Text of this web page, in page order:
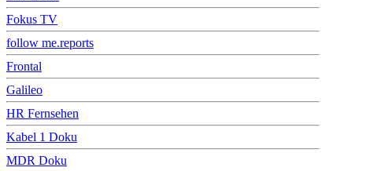
Fokus TV
follow me.reports
Frontal
Galileo
HR Fernsehen
Kabel 1 Doku
MDR Doku